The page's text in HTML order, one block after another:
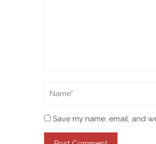
Save my name, email, and